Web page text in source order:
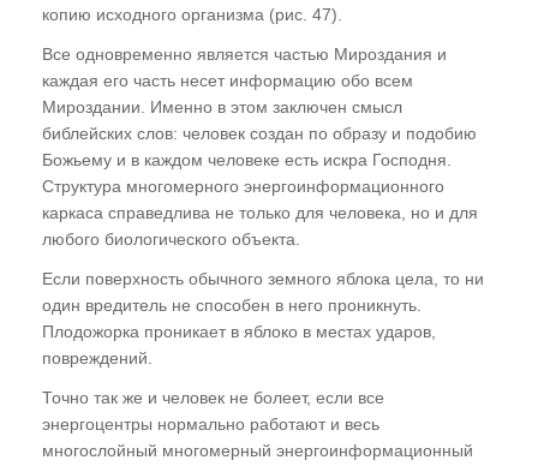
копию исходного организма (рис. 47).
Все одновременно является частью Мироздания и
каждая его часть несет информацию обо всем
Мироздании. Именно в этом заключен смысл
библейских слов: человек создан по образу и подобию
Божьему и в каждом человеке есть искра Господня.
Структура многомерного энергоинформационного
каркаса справедлива не только для человека, но и для
любого биологического объекта.
Если поверхность обычного земного яблока цела, то ни
один вредитель не способен в него проникнуть.
Плодожорка проникает в яблоко в местах ударов,
повреждений.
Точно так же и человек не болеет, если все
энергоцентры нормально работают и весь
многослойный многомерный энергоинформационный